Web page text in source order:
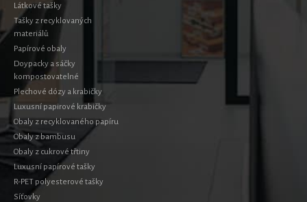
Látkové tašky
Tašky z recyklovaných
materiálů
Papírové obaly
Doypacky a sáčky
kompostovatelné
Plechové dózy a krabičky
Luxusní papirové krabičky
Obaly z recyklovaného papíru
Obaly z bambusu
Obaly z cukrové třtiny
Luxusní papírové tašky
R-PET polyesterové tašky
Síťovky